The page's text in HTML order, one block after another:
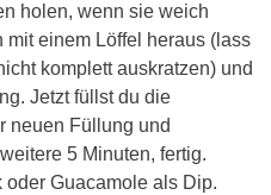
holen, wenn sie weich
einem Löffel heraus (lass
komplett auskratzen) und
Jetzt füllst du die
neuen Füllung und
5 Minuten, fertig.
oder Guacamole als Dip.